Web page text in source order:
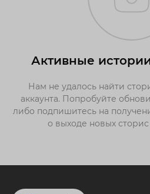
Активные
Нам не удалось найти
аккаунта. Попробуйте
либо подпишитесь на
о выходе новых сторис